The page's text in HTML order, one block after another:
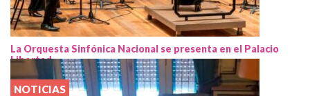
La Orquesta Sinfónica Nacional se presenta en el Palacio
Libertad
NOTICIAS